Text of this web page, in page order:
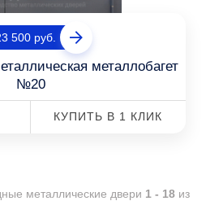
500 руб.
металлобагет
№20
КУПИТЬ В 1 КЛИК
металлические двери 1 - 18из